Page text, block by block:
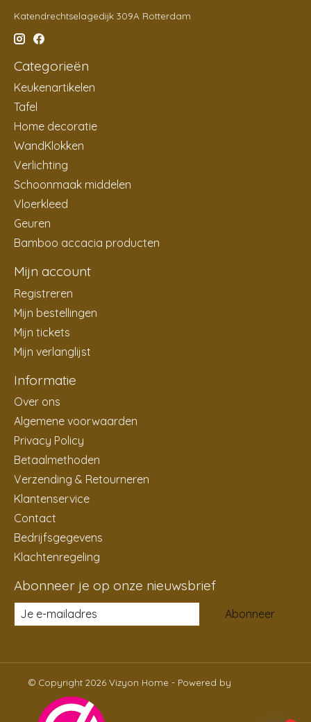
Katendrechtselagedijk 309A Rotterdam
Categorieën
Keukenartikelen
Tafel
Home decoratie
WandKlokken
Verlichting
Schoonmaak middelen
Vloerkleed
Geuren
Bamboo accacia producten
Mijn account
Registreren
Mijn bestellingen
Mijn tickets
Mijn verlanglijst
Informatie
Over ons
Algemene voorwaarden
Privacy Policy
Betaalmethoden
Verzending & Retourneren
Klantenservice
Contact
Bedrijfsgegevens
Klachtenregeling
Abonneer je op onze nieuwsbrief
Abonneer
© Copyright 2026 Vizyon Home - Powered by